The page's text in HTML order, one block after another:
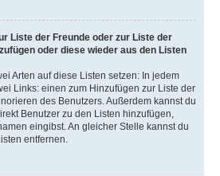
Liste der Freunde oder zur Liste der
oder diese wieder aus den Listen
Arten auf diese Listen setzen: In jedem
Links: einen zum Hinzufügen zur Liste der
des Benutzers. Außerdem kannst du
Benutzer zu den Listen hinzufügen,
eingibst. An gleicher Stelle kannst du
entfernen.